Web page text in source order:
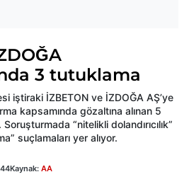
3 tutuklama
iştiraki İZBETON ve İZDOĞA AŞ’ye
kapsamında gözaltına alınan 5
“nitelikli dolandırıcılık”
suçlamaları yer alıyor.
Kaynak: AA